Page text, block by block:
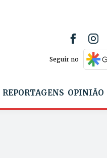
Seguir no
REPORTAGENS OPINIÃO